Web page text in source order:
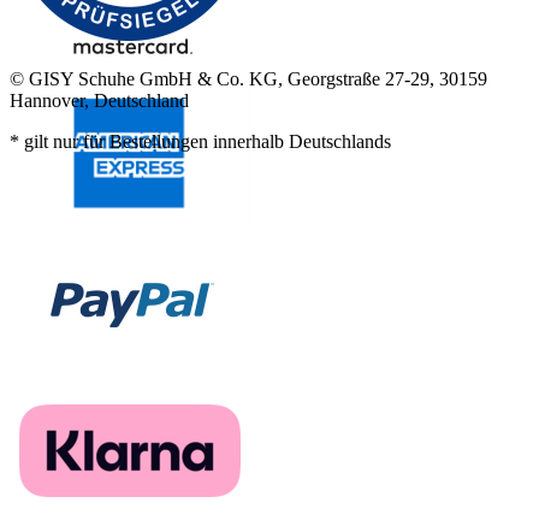
© GISY Schuhe GmbH & Co. KG, Georgstraße 27-29, 30159
Hannover, Deutschland
* gilt nur für Bestellungen innerhalb Deutschlands